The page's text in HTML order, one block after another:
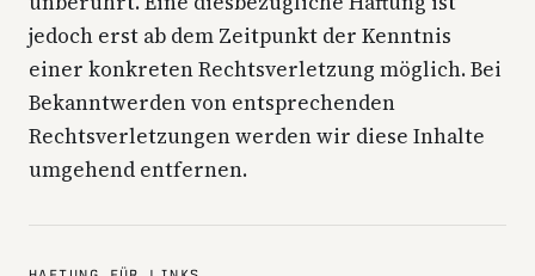
jedoch erst ab dem Zeitpunkt der Kenntnis
einer konkreten Rechtsverletzung möglich. Bei
Bekanntwerden von entsprechenden
Rechtsverletzungen werden wir diese Inhalte
umgehend entfernen.